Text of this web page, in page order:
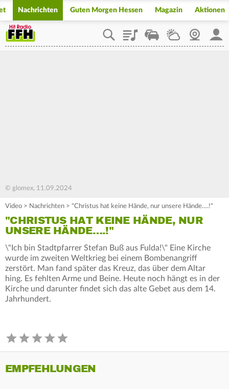
Nachrichten Guten Morgen Hessen Magazin Aktionen
PlaylistStaupilotWetterWebcam
© glomex, 11.09.2024
Video > Nachrichten > "Christus hat keine Hände, nur unsere Hände….!"
"CHRISTUS HAT KEINE HÄNDE, NUR
UNSERE HÄNDE….!"
\"Ich bin Stadtpfarrer Stefan Buß aus Fulda!\" Eine Kirche
wurde im zweiten Weltkrieg bei einem Bombenangriff
zerstört. Man fand später das Kreuz, das über dem Altar
hing. Es fehlten Arme und Beine. Heute noch hängt es in der
Kirche und darunter findet sich das alte Gebet aus dem 14.
Jahrhundert.
EMPFEHLUNGEN